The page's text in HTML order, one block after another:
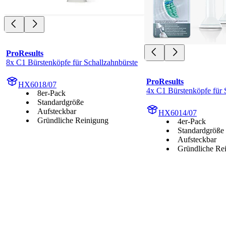
ProResults
8x C1 Bürstenköpfe für Schallzahnbürste
HX6018/07
8er-Pack
Standardgröße
Aufsteckbar
Gründliche Reinigung
ProResults
4x C1 Bürstenköpfe für
HX6014/07
4er-Pack
Standardgröße
Aufsteckbar
Gründliche